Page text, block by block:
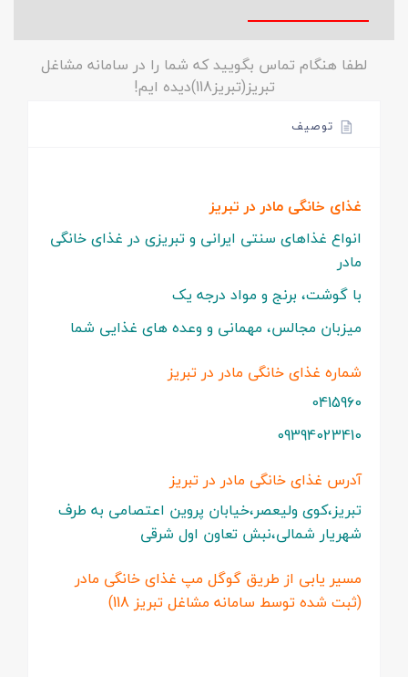
لطفا هنگام تماس بگویید که شما را در سامانه مشاغل
تبریز(تبریز118)دیده ایم!
توصیف
غذای خانگی مادر در تبریز
انواع غذاهای سنتی ایرانی و تبریزی در غذای خانگی
مادر
با گوشت، برنج و مواد درجه یک
میزبان مجالس، مهمانی و وعده های غذایی شما
شماره غذای خانگی مادر در تبریز
0415960
09394023410
آدرس غذای خانگی مادر در تبریز
تبریز،کوی ولیعصر،خیابان پروین اعتصامی به طرف
شهریار شمالی،نبش تعاون اول شرقی
مسیر یابی از طریق گوگل مپ غذای خانگی مادر
(ثبت شده توسط سامانه مشاغل تبریز 118)